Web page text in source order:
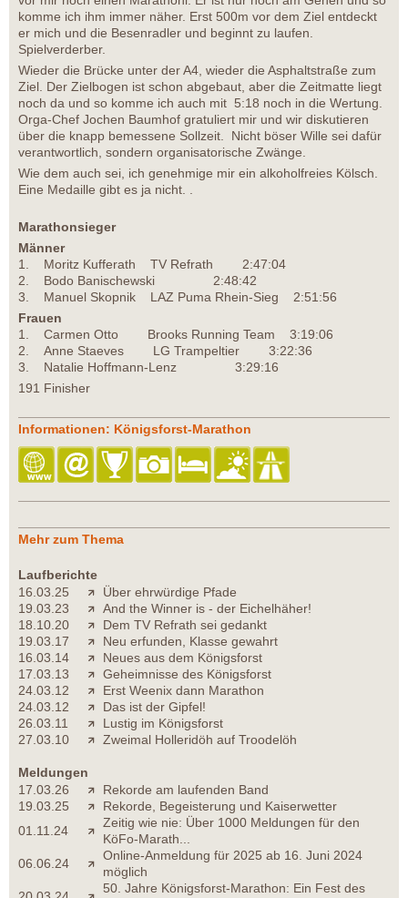
komme ich ihm immer näher. Erst 500m vor dem Ziel entdeckt
er mich und die Besenradler und beginnt zu laufen.
Spielverderber.
Wieder die Brücke unter der A4, wieder die Asphaltstraße zum
Ziel. Der Zielbogen ist schon abgebaut, aber die Zeitmatte liegt
noch da und so komme ich auch mit 5:18 noch in die Wertung.
Orga-Chef Jochen Baumhof gratuliert mir und wir diskutieren
über die knapp bemessene Sollzeit. Nicht böser Wille sei dafür
verantwortlich, sondern organisatorische Zwänge.
Wie dem auch sei, ich genehmige mir ein alkoholfreies Kölsch.
Eine Medaille gibt es ja nicht. .
Marathonsieger
Männer
1. Moritz Kufferath TV Refrath 2:47:04
2. Bodo Banischewski 2:48:42
3. Manuel Skopnik LAZ Puma Rhein-Sieg 2:51:56
Frauen
1. Carmen Otto Brooks Running Team 3:19:06
2. Anne Staeves LG Trampeltier 3:22:36
3. Natalie Hoffmann-Lenz 3:29:16
191 Finisher
Informationen: Königsforst-Marathon
Mehr zum Thema
Laufberichte
16.03.25
Über ehrwürdige Pfade
19.03.23
And the Winner is - der Eichelhäher!
18.10.20
Dem TV Refrath sei gedankt
19.03.17
Neu erfunden, Klasse gewahrt
16.03.14
Neues aus dem Königsforst
17.03.13
Geheimnisse des Königsforst
24.03.12
Erst Weenix dann Marathon
24.03.12
Das ist der Gipfel!
26.03.11
Lustig im Königsforst
27.03.10
Zweimal Holleridöh auf Troodelöh
Meldungen
17.03.26
Rekorde am laufenden Band
19.03.25
Rekorde, Begeisterung und Kaiserwetter
01.11.24
Zeitig wie nie: Über 1000 Meldungen für den
KöFo-Marath...
06.06.24
Online-Anmeldung für 2025 ab 16. Juni 2024
möglich
50. Jahre Königsforst-Marathon: Ein Fest des